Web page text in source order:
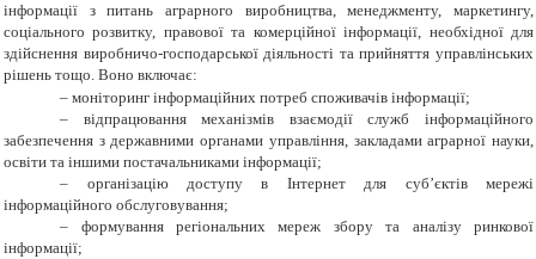
інформації з питань аграрного виробництва, менеджменту, маркетингу,
соціального розвитку, правової та комерційної інформації, необхідної для
здійснення виробничо-господарської діяльності та прийняття управлінських
рішень тощо. Воно включає:
– моніторинг інформаційних потреб споживачів інформації;
– відпрацювання механізмів взаємодії служб інформаційного
забезпечення з державними органами управління, закладами аграрної науки,
освіти та іншими постачальниками інформації;
– організацію доступу в Інтернет для суб’єктів мережі
інформаційного обслуговування;
– формування регіональних мереж збору та аналізу ринкової
інформації;